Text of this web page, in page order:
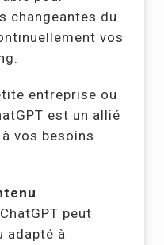
changeantes du
vos
entreprise ou
est un allié
vos besoins
ChatGPT peut
adapté à